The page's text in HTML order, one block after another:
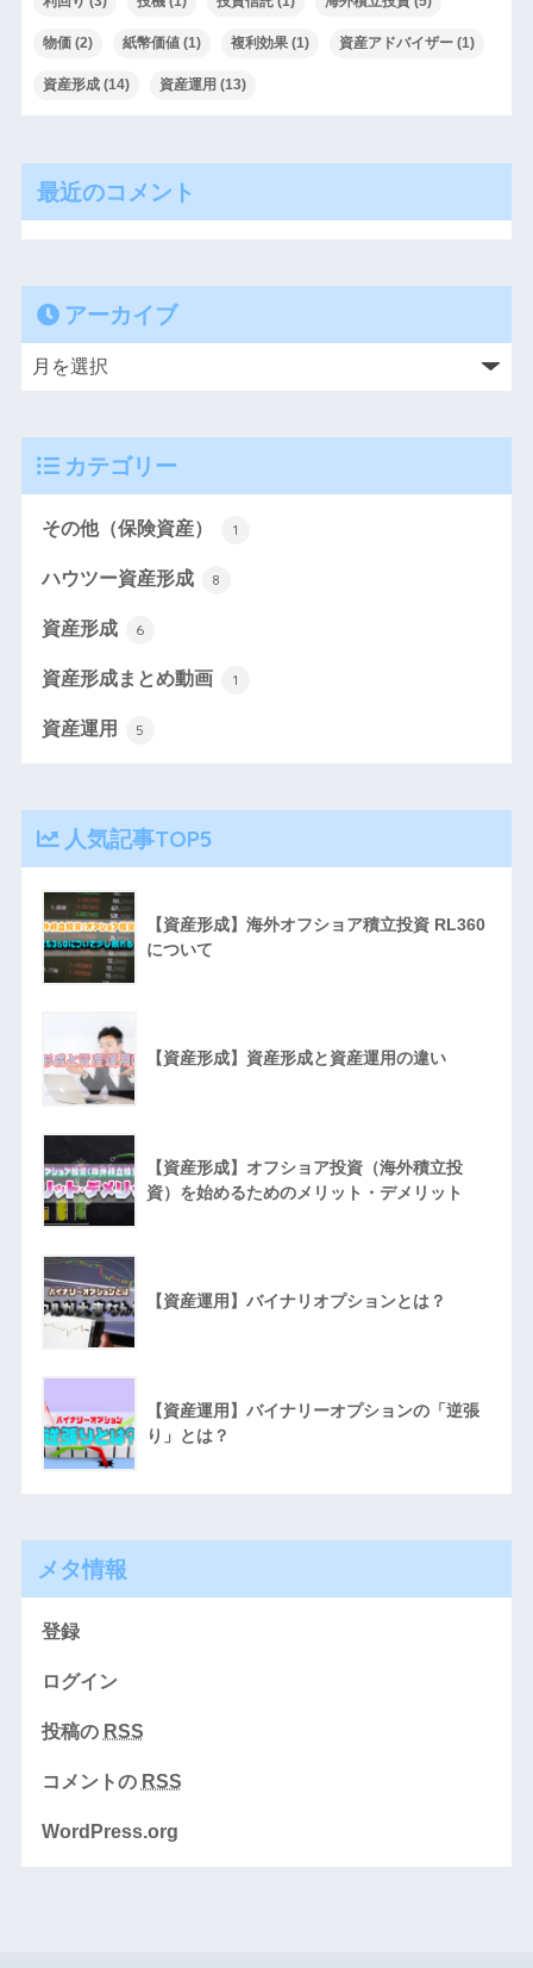
物価(2) 紙幣価値(1) 複利効果(1) 資産アドバイザー(1)
資産形成(14) 資産運用 (13)
最近のコメント
アーカイブ
カテゴリー
その他（保険資産） 1
ハウツー資産形成 8
資産形成 6
資産形成まとめ動画 1
資産運用 5
人気記事TOP5
【資産形成】海外オフショア積立投資 RL360
について
【資産形成】資産形成と資産運用の違い
【資産形成】オフショア投資（海外積立投
資）を始めるためのメリット・デメリット
【資産運用】バイナリオプションとは？
【資産運用】バイナリーオプションの「逆張
り」とは？
メタ情報
登録
ログイン
投稿の RSS
コメントの RSS
WordPress.org